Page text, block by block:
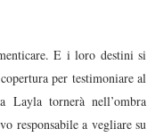
E i loro destini si
per testimoniare al
Layla tornerà nell’ombra
responsabile a vegliare su